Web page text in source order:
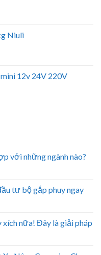
Niuli
12v 24V 220V
với những ngành nào?
tư bộ gắp phuy ngay
nữa! Đây là giải pháp